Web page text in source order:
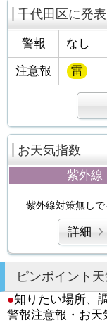
千代田区に発
警報 なし
注意報 雷
お天気指数
紫外線
紫外線対策無しで
詳細
ピンポイント
●知りたい場所、
警報注意報・お天